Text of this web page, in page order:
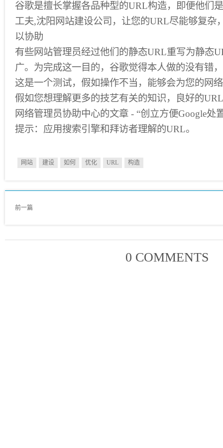
谷歌是擅长掌握各品种型的URL构造，即便他们
工夫,沈阳网站建设公司，让您的URL尽能够复杂
以协助
有些网站管理员经过他们的静态URL重写为静态
广。为完成这一目的，谷歌觉得本人做的没有错
这是一个测试，假如操作不当，能够会为您的网
假如您想理解更多的技艺有关的知识，良好的
网络管理员协助中心的文章 - “创立方便Google处
提示：应用搜索引擎和拜访者理解的URL。
网站 建设 如何 优化 URL 构造
前一篇
0 COMMENTS